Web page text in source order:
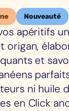
Nouveauté
apéritifs
origan,
et
ni huile
en Click